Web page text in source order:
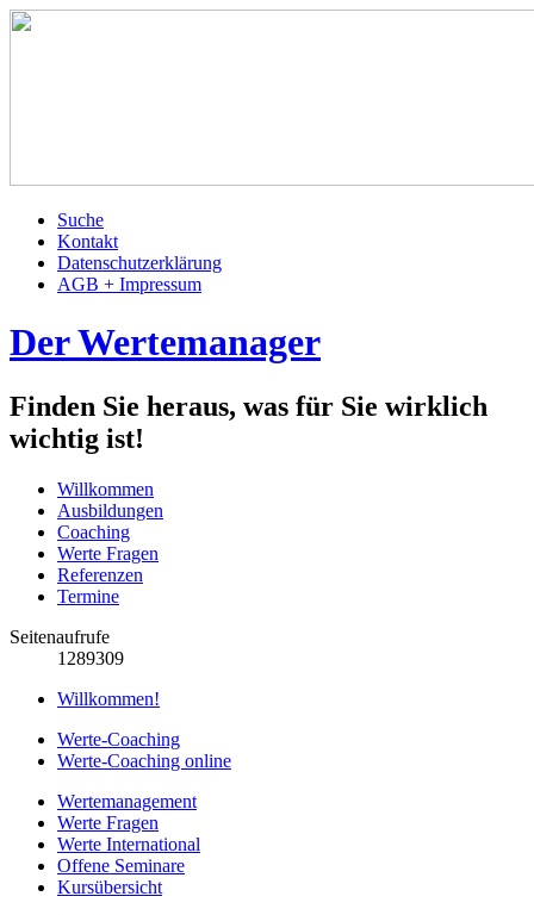
Suche
Kontakt
Datenschutzerklärung
AGB + Impressum
Der Wertemanager
Finden Sie heraus, was für Sie wirklich
wichtig ist!
Willkommen
Ausbildungen
Coaching
Werte Fragen
Referenzen
Termine
Seitenaufrufe
1289309
Willkommen!
Werte-Coaching
Werte-Coaching online
Wertemanagement
Werte Fragen
Werte International
Offene Seminare
Kursübersicht